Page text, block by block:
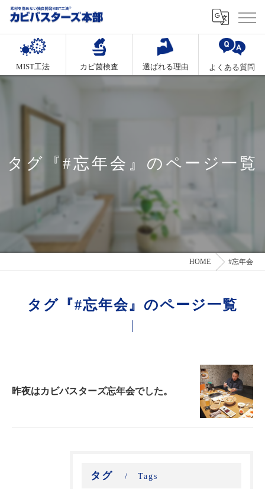
MIST工法 カビ菌検査 選ばれる理由 よくある質問
タグ『#忘年会』のページ一覧
HOME #忘年会
タグ『#忘年会』のページ一覧
昨夜はカビバスターズ忘年会でした。
タグ Tags